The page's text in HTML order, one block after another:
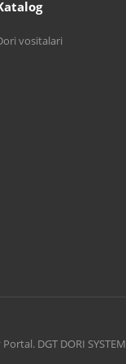
vositalari
DGT DORI